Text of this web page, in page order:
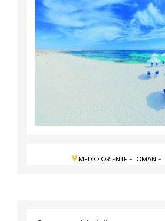
MEDIO ORIENTE - OMAN -